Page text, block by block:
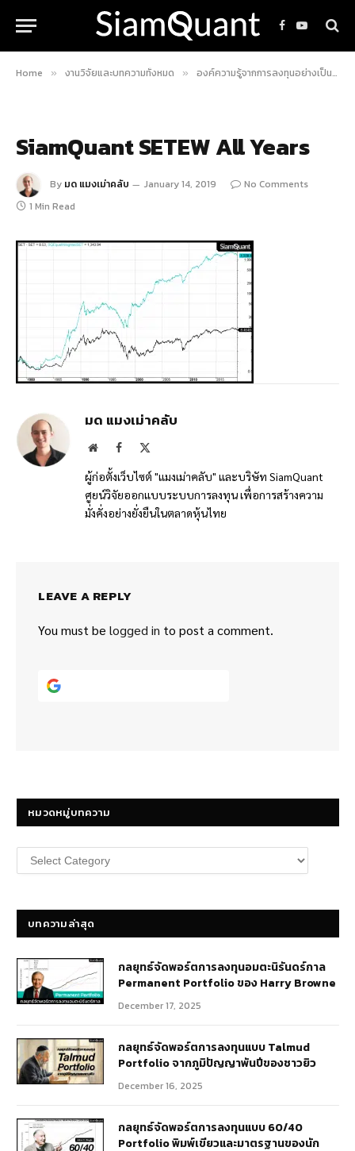
Facebook
YouTube
Home » งานวิจัยและบทความทั้งหมด » องค์ความรู้จากการลงทุนอย่างเป็นระบบ
SiamQuant SETEW All Years
By มด แมงเม่าคลับ January 14, 2019
No Comments
1 Min Read
มด แมงเม่าคลับ
WebsiteFacebook
ผู้ก่อตั้งเว็บไซต์ "แมงเม่าคลับ" และบริษัท SiamQuant
ศูยน์วิจัยออกแบบระบบการลงทุน เพื่อการสร้างความ
มั่งคั่งอย่างยั่งยืนในตลาดหุ้นไทย
LEAVE A REPLY
You must be logged in to post a comment.
หมวดหมู่บทความ
หมวด
หมู่
บทความล่าสุด
กลยุทธ์​จัดพอร์ตการลงทุนอมตะนิรันดร์กาล
Permanent Portfolio ของ Harry Browne
December 17, 2025
กลยุทธ์จัดพอร์ตการลงทุนแบบ Talmud
Portfolio จากภูมิปัญญาพันปีของชาวยิว
December 16, 2025
กลยุทธ์จัดพอร์ตการลงทุนแบบ 60/40
Portfolio พิมพ์เขียวและมาตรฐานของนัก